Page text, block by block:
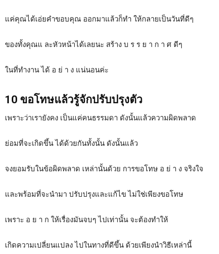
แค่คุณได้เอ่ยคำขอบคุณ ออกมาแล้วก็ทำ ให้กลายเป็นวันที่ดีๆ
ของทั้งคุณแ ละหัวหน้าได้เลยนะ สร้าง บ ร ร ย า ก า ศ ดีๆ
ในที่ทำงาน ได้ อ ย่ า ง แน่นอนค่ะ
10 ขอโทษแล้วรู้จักปรับปรุงตัว
เพราะว่าเรายังคง เป็นแค่คนธรรมดา ดังนั้นแล้วความผิดพลาด
ย่อมที่จะเกิดขึ้น ได้ด้วยกันทั้งนั้น ดังนั้นแล้ว
จงยอมรับในข้อผิดพลาด เหล่านั้นด้วย การขอโทษ อ ย่ า ง จริงใจ
และพร้อมที่จะนำมา ปรับปรุงและแก้ไข ไม่ใช่เพียงขอโทษ
เพราะ อ ย า ก ให้เรื่องมันจบๆ ไปเท่านั้น จะต้องทำให้
เกิดความเปลี่ยนแปลง ไปในทางที่ดีขึ้น ด้วยเพียงนำวิธีเหล่านี้